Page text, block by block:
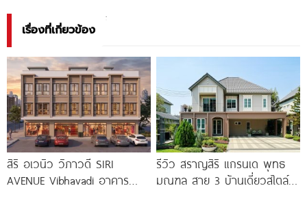
เรื่องที่เกี่ยวข้อง
สิริ อเวนิว วิภาวดี SIRI
AVENUE Vibhavadi อาคาร
รีวิว สราญสิริ แกรนเด พุทธ
มณฑล สาย 3 บ้านเดี่ยวสไตล์